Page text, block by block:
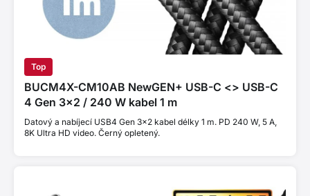
Top
BUCM4X-CM10AB NewGEN+ USB-C <> USB-C
4 Gen 3×2 / 240 W kabel 1 m
Datový a nabíjecí USB4 Gen 3×2 kabel délky 1 m. PD 240 W, 5 A,
8K Ultra HD video. Černý opletený.